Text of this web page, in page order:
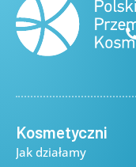
Kosmetyczni
Jak działamy